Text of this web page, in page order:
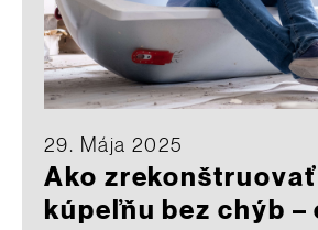
29. Mája 2025
Ako zrekonštruovať
kúpeľňu bez chýb –